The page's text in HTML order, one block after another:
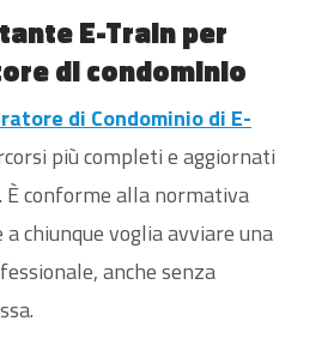
E-Train per
di condominio
di Condominio di E-
più completi e aggiornati
conforme alla normativa
chiunque voglia avviare una
anche senza